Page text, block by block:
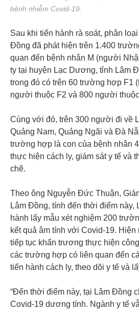
bệnh nhiễm Covid-19.
Sau khi tiến hành rà soát, phân
Đồng đã phát hiện trên 1.400
quan đến bệnh nhân M (người
ty tại huyện Lạc Dương, tỉnh Lâm
trong đó có trên 60 trường hợp F1
người thuộc F2 và 800 người
Cùng với đó, trên 300 người đi về
Quảng Nam, Quảng Ngãi và Đà
trường hợp là con của bệnh nhân
thực hiện cách ly, giám sát y tế và
chẽ.
Theo ông Nguyễn Đức Thuận,
Lâm Đồng, tính đến thời điểm này,
hành lấy mẫu xét nghiệm 200
kết quả âm tính với Covid-19. Hiện
tiếp tục khẩn trương thực hiện
các trường hợp có liên quan đến
tiến hành cách ly, theo dõi y tế và
“Đến thời điểm này, tại Lâm Đồng
Covid-19 dương tính. Ngành y tế